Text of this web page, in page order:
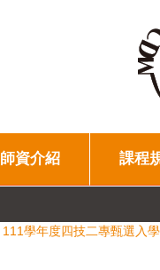
師資介紹 課程
111學年度四技二專甄選入